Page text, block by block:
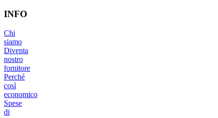
INFO
Chi
siamo
Diventa
nostro
fornitore
Perché
così
economico
Spese
di